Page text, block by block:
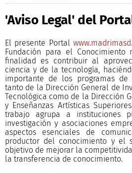
'Aviso Legal' del
El presente Portal
Fundación para el Conocimiento
finalidad es contribuir al
ciencia y de la tecnología,
importante de los programas de
tanto de la Dirección General de
Tecnológica como de la Dirección
y Enseñanzas Artísticas
trabajo agrupa a instituciones
investigación y asociaciones
aspectos esenciales de
productor del conocimiento y el
objetivo de mejorar la
la transferencia de conocimiento.